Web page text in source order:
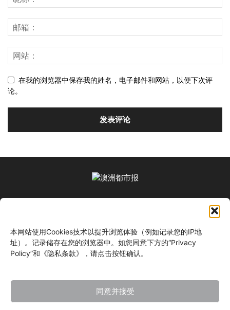
本网站使用Cookies技术以提升浏览体验（例如记录您的IP地
址）。记录储存在您的浏览器中。如您同意下方的“Privacy
Policy”和《隐私条款》，请点击按钮确认。
同意并接受
在我的浏览器中保存我的姓名，电子邮件和网站，以便下次评
论。
关注我们